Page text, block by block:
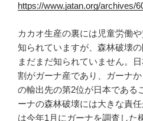
https://www.jatan.org/archives/
カカオ生産の裏には児童労働
知られていますが、森林破壊
まだまだ知られていません。
割がガーナ産であり、ガーナ
の輸出先の第2位が日本である
ーナの森林破壊には大きな責
は今年1月にガーナを調査した